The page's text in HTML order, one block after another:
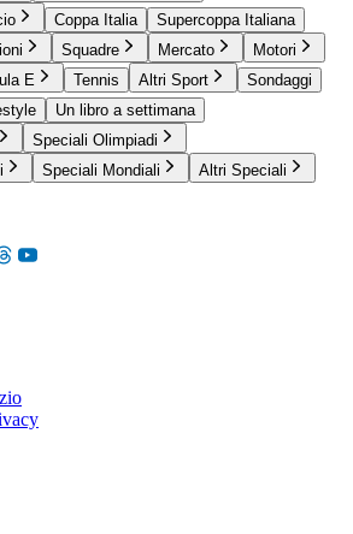
Coppa Italia
Supercoppa Italiana
Squadre Mercato
Motori
E Tennis Altri Sport
Sondaggi
Un libro a settimana
Speciali Olimpiadi
Speciali Mondiali Altri Speciali